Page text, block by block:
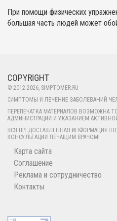
При помощи физических
большая часть людей может
COPYRIGHT
© 2012-2026, SIMPTOMER.RU
СИМПТОМЫ И ЛЕЧЕНИЕ ЗАБОЛЕВАНИЙ
ПЕРЕПЕЧАТКА МАТЕРИАЛОВ ВОЗМОЖНА
АДМИНИСТРАЦИИ И УКАЗАНИЕМ
ВСЯ ПРЕДОСТАВЛЕННАЯ ИНФОРМАЦИЯ
КОНСУЛЬТАЦИИ ЛЕЧАЩИМ ВРАЧОМ!
Карта сайта
Соглашение
Реклама и сотрудничество
Контакты